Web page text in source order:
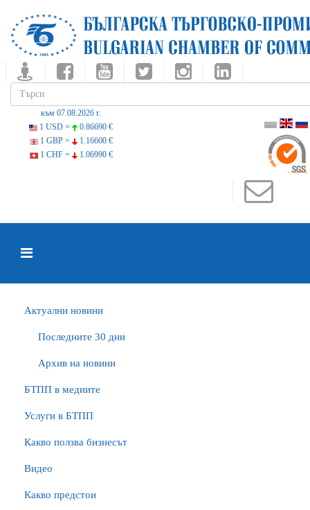
към 07.08.2026 г.
1 USD =
0.86690 €
1 GBP =
1.16600 €
1 CHF =
1.06990 €
Актуални новини
Последните 30 дни
Архив на новини
БTПП в медиите
Услуги в БТПП
Какво ползва бизнесът
Видео
Какво предстои